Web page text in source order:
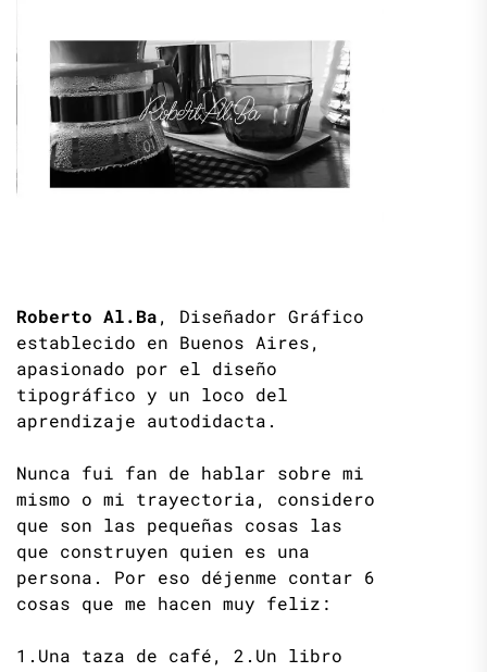
Roberto Al.Ba, Diseñador Gráfico
establecido en Buenos Aires,
apasionado por el diseño
tipográfico y un loco del
aprendizaje autodidacta.
Nunca fui fan de hablar sobre mi
mismo o mi trayectoria, considero
que son las pequeñas cosas las
que construyen quien es una
persona. Por eso déjenme contar 6
cosas que me hacen muy feliz:
1.Una taza de café, 2.Un libro